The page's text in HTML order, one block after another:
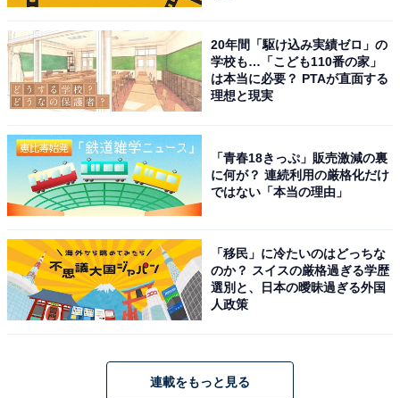
20年間「駆け込み実績ゼロ」の
学校も…「こども110番の家」
は本当に必要？ PTAが直面する
理想と現実
「青春18きっぷ」販売激減の裏
に何が？ 連続利用の厳格化だけ
ではない「本当の理由」
「移民」に冷たいのはどっちな
のか？ スイスの厳格過ぎる学歴
選別と、日本の曖昧過ぎる外国
人政策
連載をもっと見る